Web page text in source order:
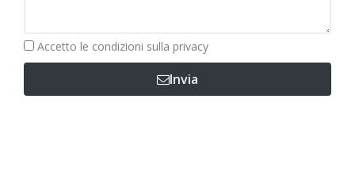
Obbligatorio
Accetto le condizioni sulla privacy
Invia